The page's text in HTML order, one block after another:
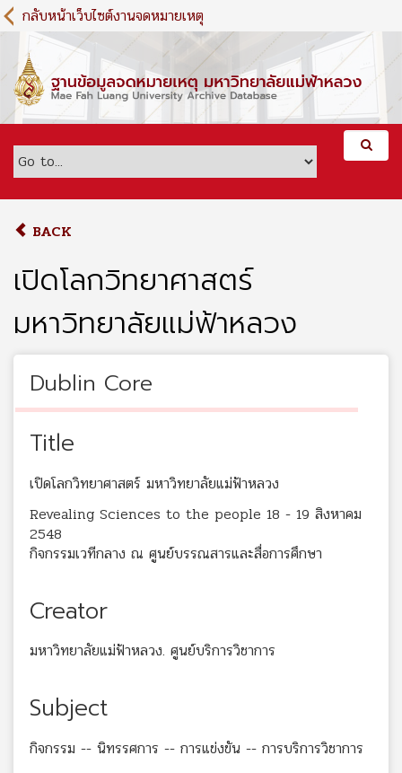
S
k
m
c
กลับหน้าเว็บไซต์งานจดหมายเหตุ
BACK
เปิดโลกวิทยาศาสตร์
มหาวิทยาลัยแม่ฟ้าหลวง
Dublin Core
Title
เปิดโลกวิทยาศาสตร์ มหาวิทยาลัยแม่ฟ้าหลวง
Revealing Sciences to the people 18 - 19 สิงหาคม
2548
กิจกรรมเวทีกลาง ณ ศูนย์บรรณสารและสื่อการศึกษา
Creator
มหาวิทยาลัยแม่ฟ้าหลวง. ศูนย์บริการวิชาการ
Subject
กิจกรรม -- นิทรรศการ -- การแข่งขัน -- การบริการวิชาการ